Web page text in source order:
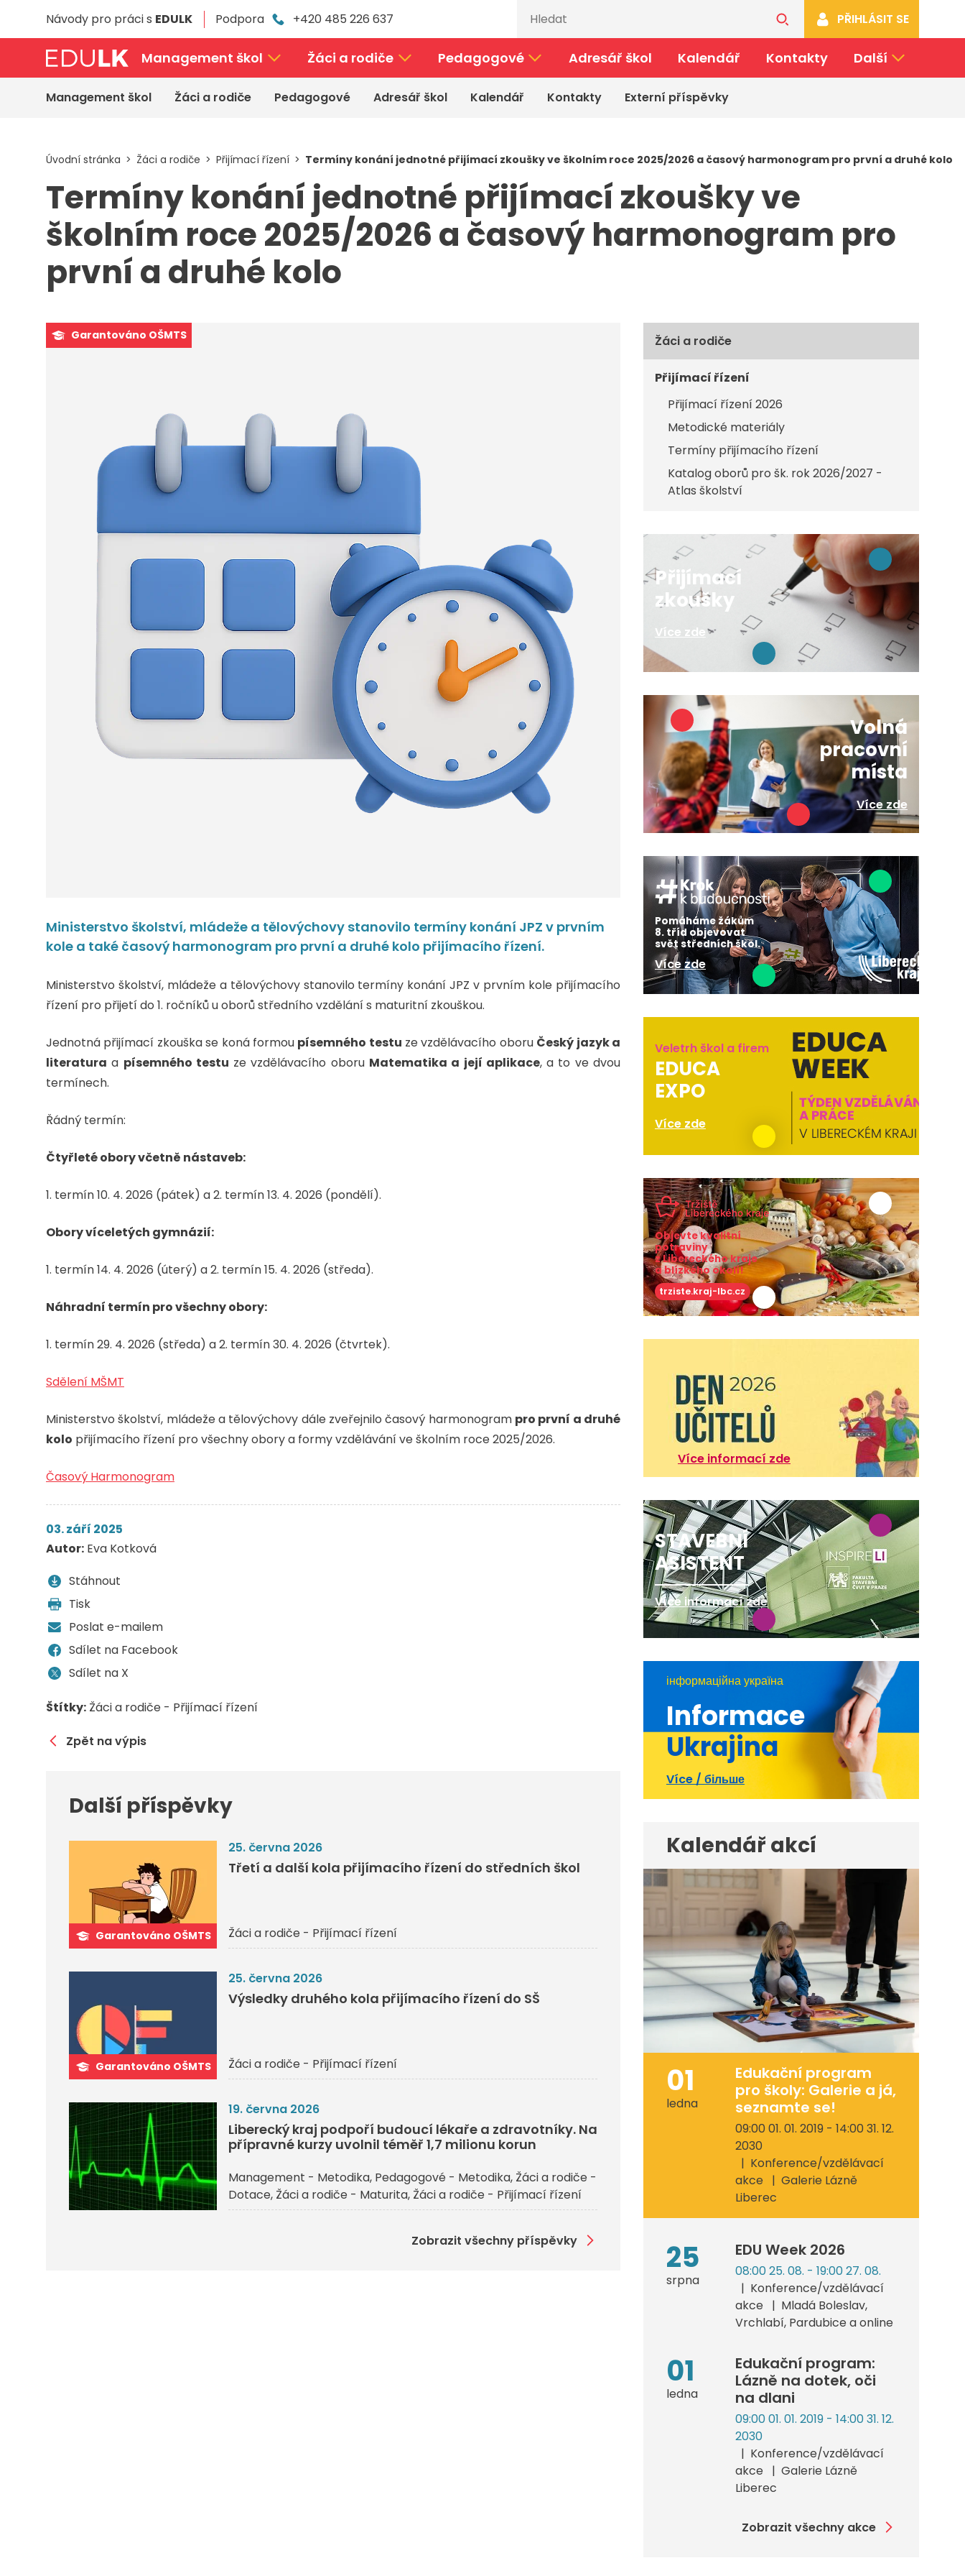
Návody pro práci s EDULK Podpora +420 485 226 637 PŘIHLÁSIT SE
Management škol Žáci a rodiče Pedagogové Adresář škol Kalendář Kontakty Další
Management škol Žáci a rodiče Pedagogové Adresář škol Kalendář Kontakty Externí příspěvky
Úvodní stránka Žáci a rodiče Přijímací řízení Termíny konání jednotné přijímací zkoušky ve školním roce 2025/2026 a časový harmonogram pro první a druhé kolo
Termíny konání jednotné přijímací zkoušky ve
školním roce 2025/2026 a časový harmonogram pro
první a druhé kolo
Garantováno OŠMTS
Ministerstvo školství, mládeže a tělovýchovy stanovilo termíny konání JPZ v prvním
kole a také časový harmonogram pro první a druhé kolo přijímacího řízení.
Ministerstvo školství, mládeže a tělovýchovy stanovilo termíny konání JPZ v prvním kole přijímacího
řízení pro přijetí do 1. ročníků u oborů středního vzdělání s maturitní zkouškou.
Jednotná přijímací zkouška se koná formou písemného testu ze vzdělávacího oboru Český jazyk a
literatura a písemného testu ze vzdělávacího oboru Matematika a její aplikace, a to ve dvou
termínech.
Řádný termín:
Čtyřleté obory včetně nástaveb:
1. termín 10. 4. 2026 (pátek) a 2. termín 13. 4. 2026 (pondělí).
Obory víceletých gymnázií:
1. termín 14. 4. 2026 (úterý) a 2. termín 15. 4. 2026 (středa).
Náhradní termín pro všechny obory:
1. termín 29. 4. 2026 (středa) a 2. termín 30. 4. 2026 (čtvrtek).
Sdělení MŠMT
Ministerstvo školství, mládeže a tělovýchovy dále zveřejnilo časový harmonogram pro první a druhé
kolo přijímacího řízení pro všechny obory a formy vzdělávání ve školním roce 2025/2026.
Časový Harmonogram
03. září 2025
Autor: Eva Kotková
Stáhnout
Tisk
Poslat e-mailem
Sdílet na Facebook
Sdílet na X
Štítky: Žáci a rodiče - Přijímací řízení
Zpět na výpis
Další příspěvky
Garantováno OŠMTS
25. června 2026
Třetí a další kola přijímacího řízení do středních škol
Žáci a rodiče - Přijímací řízení
Garantováno OŠMTS
25. června 2026
Výsledky druhého kola přijímacího řízení do SŠ
Žáci a rodiče - Přijímací řízení
19. června 2026
Liberecký kraj podpoří budoucí lékaře a zdravotníky. Na
přípravné kurzy uvolnil téměř 1,7 milionu korun
Management - Metodika Pedagogové - Metodika Žáci a rodiče -
Dotace Žáci a rodiče - Maturita Žáci a rodiče - Přijímací řízení
Zobrazit všechny příspěvky
Žáci a rodiče
Přijímací řízení
Přijímací řízení 2026
Metodické materiály
Termíny přijímacího řízení
Katalog oborů pro šk. rok 2026/2027 -
Atlas školství
Přijímací
zkoušky
Více zde
Volná
pracovní
místa
Více zde
Pomáháme žákům
8. tříd objevovat
svět středních škol.
Více zde
Veletrh škol a firem
EDUCA
EXPO
Více zde
Objevte kvalitní
potraviny
z Libereckého kraje
a blízkého okolí!
trziste.kraj-lbc.cz
Více informací zde
STAVEBNÍ
ASISTENT
Více informací zde
інформаційна україна
Informace
Ukrajina
Více / більше
Kalendář akcí
01
ledna
Edukační program
pro školy: Galerie a já,
seznamte se!
09:00 01. 01. 2019 - 14:00 31. 12.
2030
Konference/vzdělávací
akce
Galerie Lázně
Liberec
25
srpna
EDU Week 2026
08:00 25. 08. - 19:00 27. 08.
Konference/vzdělávací
akce
Mladá Boleslav,
Vrchlabí, Pardubice a online
01
ledna
Edukační program:
Lázně na dotek, oči
na dlani
09:00 01. 01. 2019 - 14:00 31. 12.
2030
Konference/vzdělávací
akce
Galerie Lázně
Liberec
Zobrazit všechny akce